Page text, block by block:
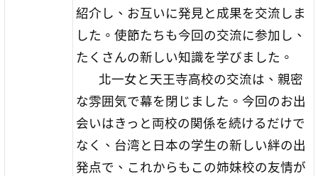
紹介し、お互いに発見と成果を交流しま
した。使節たちも今回の交流に参加し、
たくさんの新しい知識を学びました。
北一女と天王寺高校の交流は、親密
な雰囲気で幕を閉じました。今回のお出
会いはきっと両校の関係を続けるだけで
なく、台湾と日本の学生の新しい絆の出
発点で、これからもこの姉妹校の友情が